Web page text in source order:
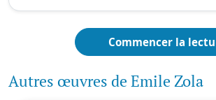
Commencer la
Autres œuvres de Emile Zola